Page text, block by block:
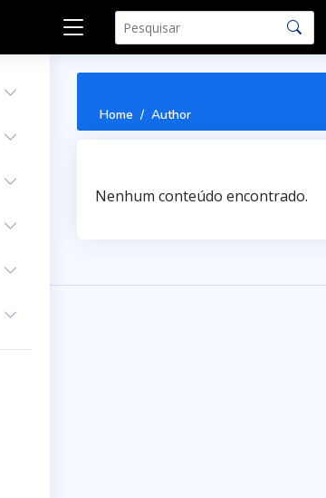
Home Author
Nenhum conteúdo encontrado.